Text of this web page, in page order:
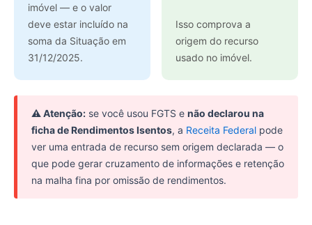
imóvel — e o valor
deve estar incluído na
soma da Situação em
31/12/2025.
Isso comprova a
origem do recurso
usado no imóvel.
⚠️ Atenção: se você usou FGTS e não declarou na
ficha de Rendimentos Isentos, a Receita Federal pode
ver uma entrada de recurso sem origem declarada — o
que pode gerar cruzamento de informações e retenção
na malha fina por omissão de rendimentos.